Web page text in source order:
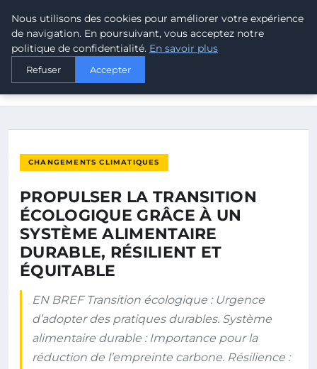
MALTA CLIMATE
ACCUEIL
PROPULSER LA TRANSITION ÉCOLOGIQUE GRÂCE À UN
CHANGEMENTS CLIMATIQUES
PROPULSER LA TRANSITION
ÉCOLOGIQUE GRÂCE À UN
SYSTÈME ALIMENTAIRE
DURABLE, RÉSILIENT ET
ÉQUITABLE
EN BREF Transition écologique : Urgence
d’adopter des pratiques durables. Système
alimentaire durable : Importance pour la
réduction de l’empreinte carbone. Résilience :
Nous utilisons des cookies pour améliorer votre expérience
de navigation. En poursuivant, vous acceptez notre
politique de confidentialité. En savoir plus
Refuser Accepter